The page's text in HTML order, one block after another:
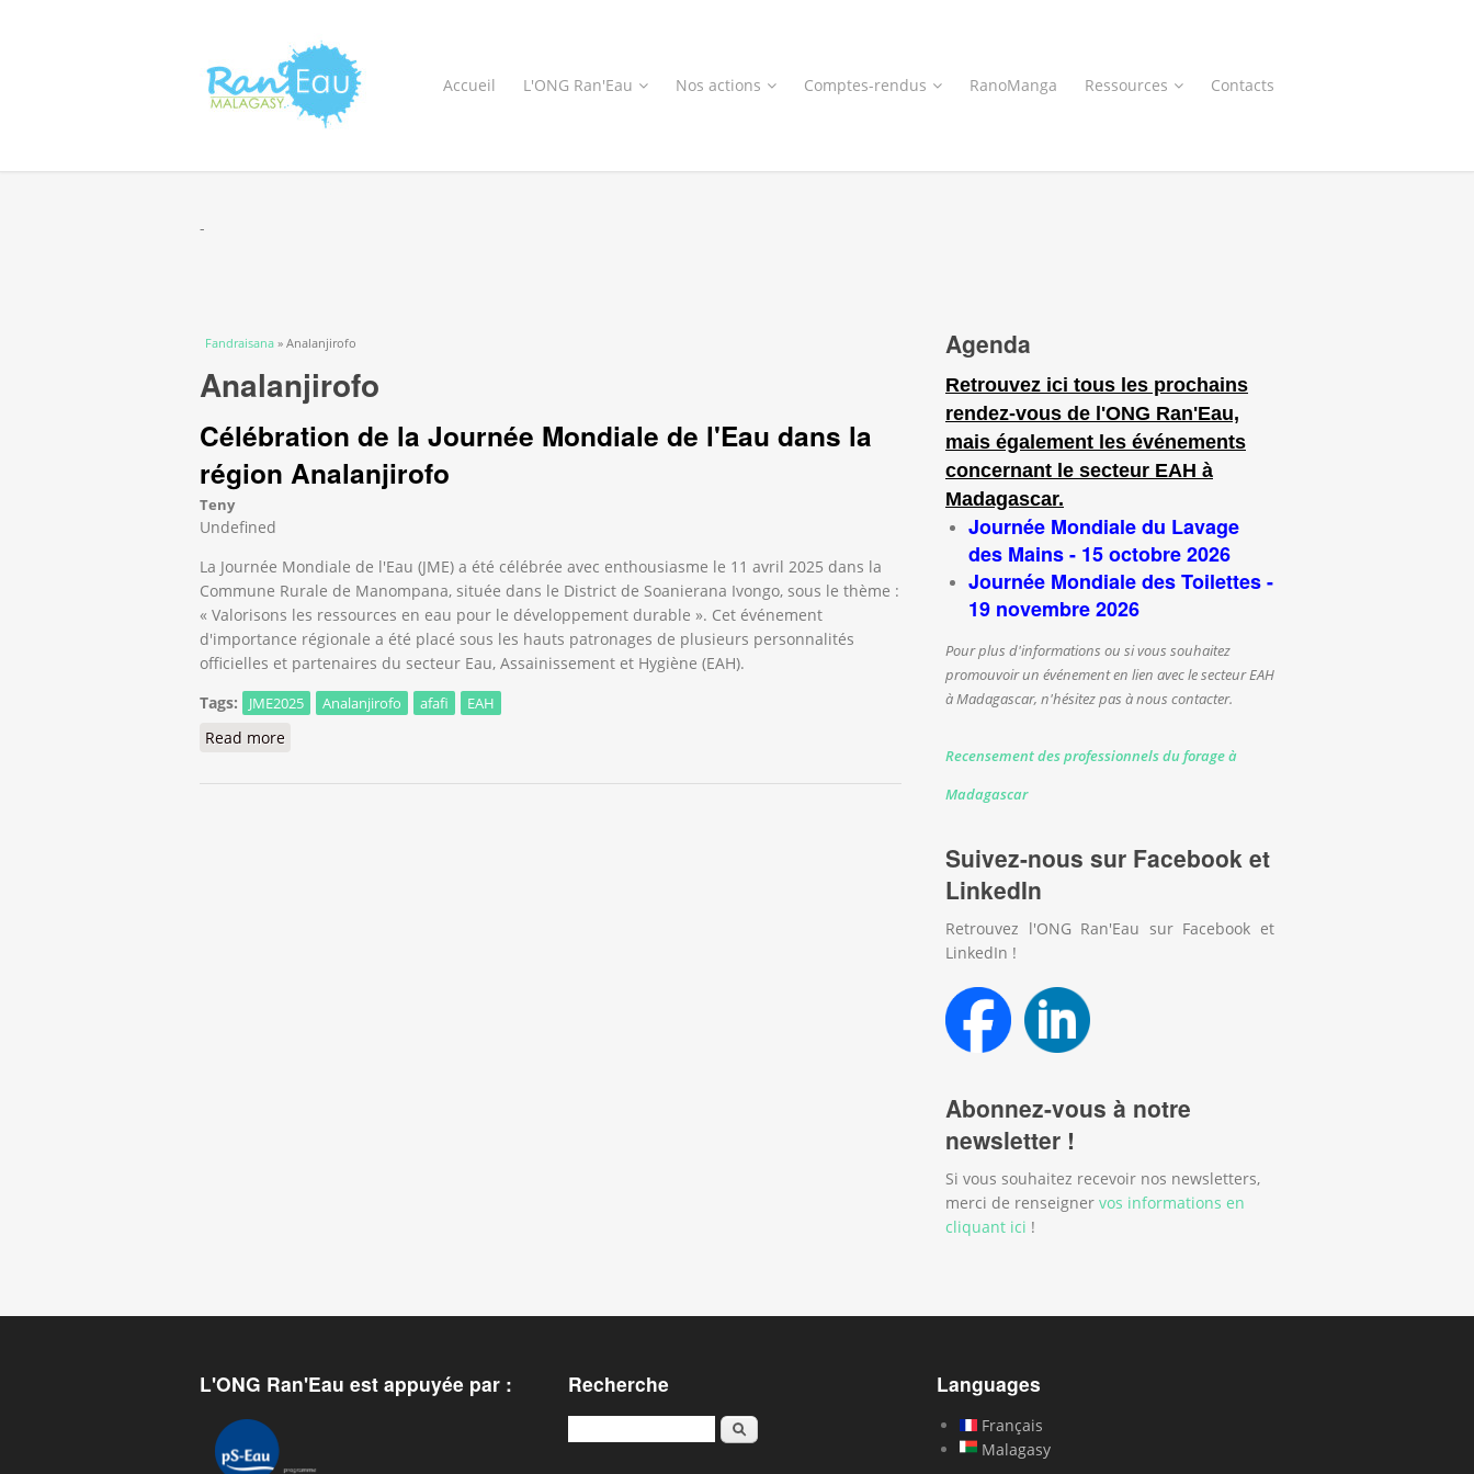
Accueil L'ONG Ran'Eau Nos actions Comptes-rendus RanoManga Ressources Contacts
-
You are here
Fandraisana » Analanjirofo
Analanjirofo
Célébration de la Journée Mondiale de l'Eau dans la
région Analanjirofo
Teny
Undefined
La Journée Mondiale de l'Eau (JME) a été célébrée avec enthousiasme le 11 avril 2025 dans la
Commune Rurale de Manompana, située dans le District de Soanierana Ivongo, sous le thème :
« Valorisons les ressources en eau pour le développement durable ». Cet événement
d'importance régionale a été placé sous les hauts patronages de plusieurs personnalités
officielles et partenaires du secteur Eau, Assainissement et Hygiène (EAH).
Tags:
JME2025 Analanjirofo afafi EAH
Read more
Agenda
Retrouvez ici tous les prochains
rendez-vous de l'ONG Ran'Eau,
mais également les événements
concernant le secteur EAH à
Madagascar.
Journée Mondiale du Lavage
des Mains - 15 octobre 2026
Journée Mondiale des Toilettes -
19 novembre 2026
Pour plus d'informations ou si vous souhaitez
promouvoir un événement en lien avec le secteur EAH
à Madagascar, n'hésitez pas à nous contacter.
Recensement des professionnels du forage à
Madagascar
Suivez-nous sur Facebook et
LinkedIn
Retrouvez l'ONG Ran'Eau sur Facebook et
LinkedIn !
Abonnez-vous à notre
newsletter !
Si vous souhaitez recevoir nos newsletters,
merci de renseigner vos informations en
cliquant ici !
L'ONG Ran'Eau est appuyée par : Recherche
Karoka
Languages
Français
Malagasy